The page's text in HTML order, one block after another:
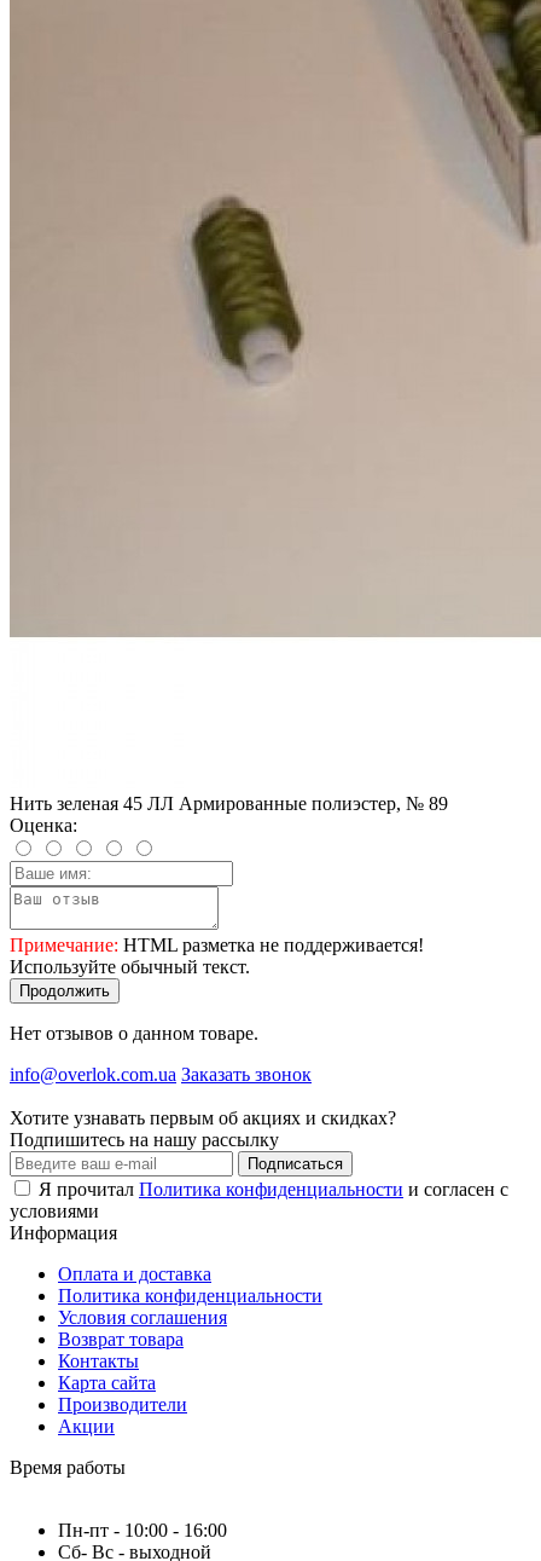
Нить зеленая 45 ЛЛ Армированные полиэстер, № 89
Оценка:
Примечание: HTML разметка не поддерживается!
Используйте обычный текст.
Продолжить
Нет отзывов о данном товаре.
info@overlok.com.ua Заказать звонок
Хотите узнавать первым об акциях и скидках?
Подпишитесь на нашу рассылку
Подписаться
Я прочитал Политика конфиденциальности и согласен с
условиями
Информация
Оплата и доставка
Политика конфиденциальности
Условия соглашения
Возврат товара
Контакты
Карта сайта
Производители
Акции
Время работы
Пн-пт - 10:00 - 16:00
Сб- Вс - выходной